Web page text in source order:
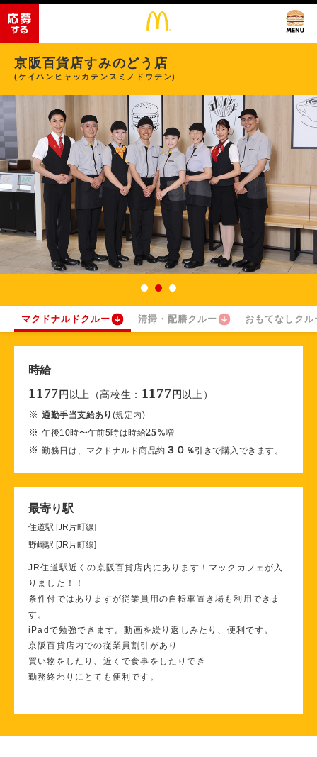
京阪百貨店すみのどう店
(ケイハンヒャッカテンスミノドウテン)
マクドナルドクルー 清掃・配膳クルー おもてなしクル
時給
1177 円 以上（高校生： 1177 円 以上）
※通勤手当支給あり (規定内)
※午後10時〜午前5時は時給25%増
※勤務日は、マクドナルド商品約 ３０ ％引きで購入できます。
最寄り駅
住道駅 [JR片町線]
野崎駅 [JR片町線]
JR住道駅近くの京阪百貨店内にあります！マックカフェが入
りました！！
条件付ではありますが従業員用の自転車置き場も利用できま
す。
iPadで勉強できます。動画を繰り返しみたり、便利です。
京阪百貨店内での従業員割引があり
買い物をしたり、近くで食事をしたりでき
勤務終わりにとても便利です。